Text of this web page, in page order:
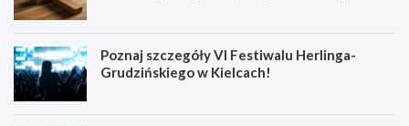
Poznaj szczegóły VI Festiwalu Herlinga-
Grudzińskiego w Kielcach!